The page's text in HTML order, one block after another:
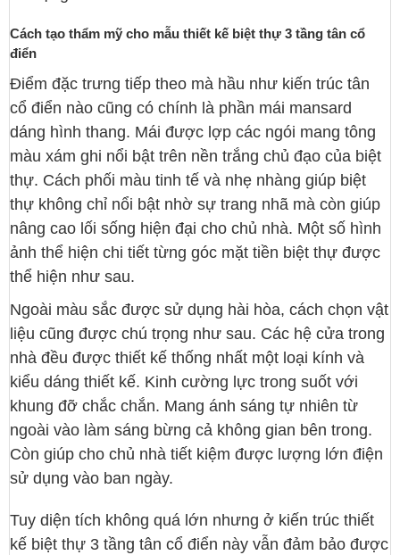
Cách tạo thẩm mỹ cho mẫu thiết kế biệt thự 3 tầng tân cổ
điển
Điểm đặc trưng tiếp theo mà hầu như kiến trúc tân
cổ điển nào cũng có chính là phần mái mansard
dáng hình thang. Mái được lợp các ngói mang tông
màu xám ghi nổi bật trên nền trắng chủ đạo của biệt
thự. Cách phối màu tinh tế và nhẹ nhàng giúp biệt
thự không chỉ nổi bật nhờ sự trang nhã mà còn giúp
nâng cao lối sống hiện đại cho chủ nhà. Một số hình
ảnh thể hiện chi tiết từng góc mặt tiền biệt thự được
thể hiện như sau.
Ngoài màu sắc được sử dụng hài hòa, cách chọn vật
liệu cũng được chú trọng như sau. Các hệ cửa trong
nhà đều được thiết kế thống nhất một loại kính và
kiểu dáng thiết kế. Kinh cường lực trong suốt với
khung đỡ chắc chắn. Mang ánh sáng tự nhiên từ
ngoài vào làm sáng bừng cả không gian bên trong.
Còn giúp cho chủ nhà tiết kiệm được lượng lớn điện
sử dụng vào ban ngày.
Tuy diện tích không quá lớn nhưng ở kiến trúc thiết
kế biệt thự 3 tầng tân cổ điển này vẫn đảm bảo được